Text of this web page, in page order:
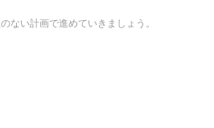
ない計画で進めていきましょう。